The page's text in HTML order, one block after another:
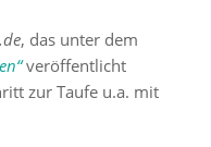
, das unter dem
veröffentlicht
zur Taufe u.a. mit